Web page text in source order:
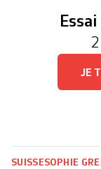
JE
SUISSESOPHIE